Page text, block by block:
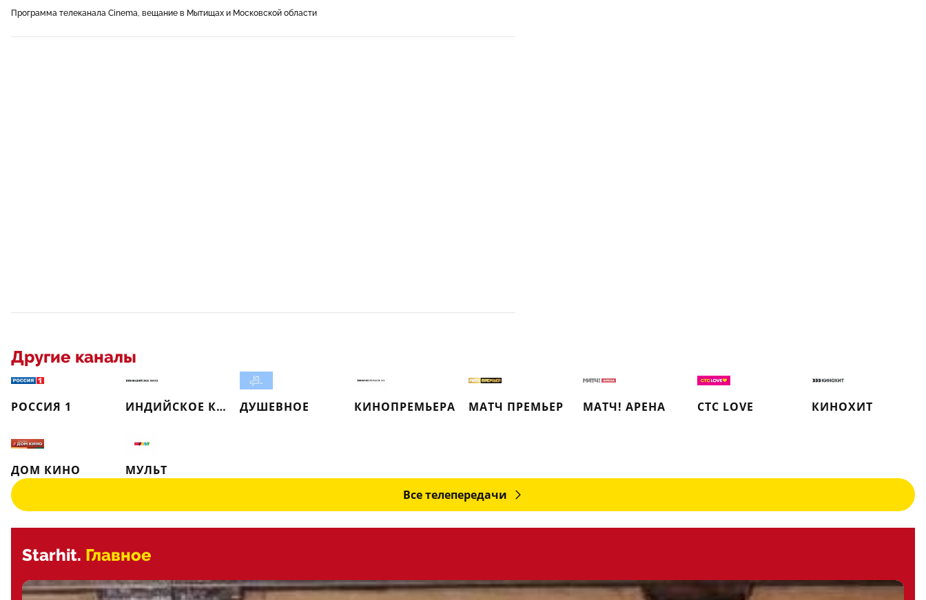
Программа телеканала Cinema, вещание в Мытищах и Московской области
Другие каналы
РОССИЯ 1 ИНДИЙСКОЕ КИНО ДУШЕВНОЕ КИНОПРЕМЬЕРА МАТЧ ПРЕМЬЕР МАТЧ! АРЕНА СТС LOVE КИНОХИТ
ДОМ КИНО
МУЛЬТ
Все телепередачи
Starhit. Главное